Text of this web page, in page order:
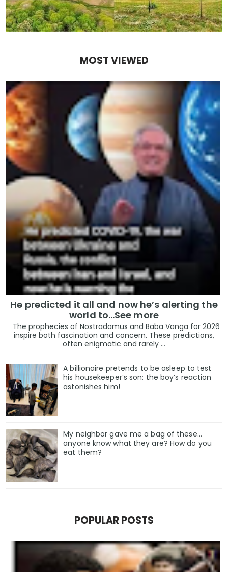
MOST VIEWED
He predicted it all and now he’s alerting the
world to…See more
The prophecies of Nostradamus and Baba Vanga for 2026
inspire both fascination and concern. These predictions,
often enigmatic and rarely ...
A billionaire pretends to be asleep to test
his housekeeper’s son: the boy’s reaction
astonishes him!
My neighbor gave me a bag of these…
anyone know what they are? How do you
eat them?
POPULAR POSTS